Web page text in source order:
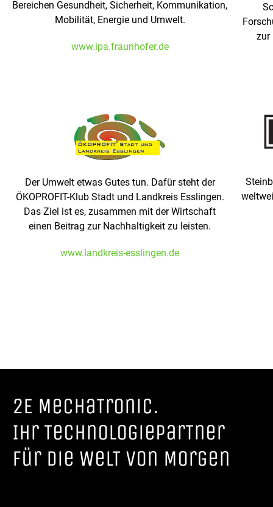
Bereichen Gesundheit, Sicherheit, Kommunikation,
Mobilität, Energie und Umwelt.
www.ipa.fraunhofer.de
zur
Der Umwelt etwas Gutes tun. Dafür steht der
ÖKOPROFIT-Klub Stadt und Landkreis Esslingen.
Das Ziel ist es, zusammen mit der Wirtschaft
einen Beitrag zur Nachhaltigkeit zu leisten.
www.landkreis-esslingen.de
2E MechaTronic.
Ihr TechnologieparTner
für die WelT von Morgen